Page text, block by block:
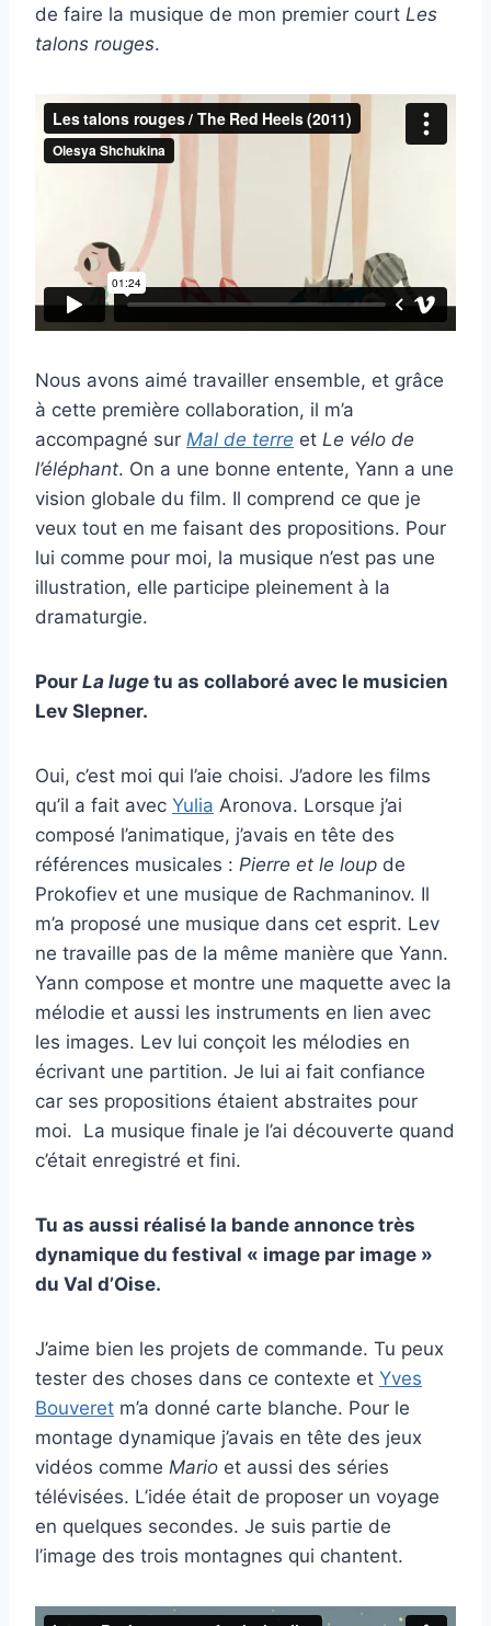
de faire la musique de mon premier court Les
talons rouges.
Nous avons aimé travailler ensemble, et grâce
à cette première collaboration, il m’a
accompagné sur Mal de terre et Le vélo de
l’éléphant. On a une bonne entente, Yann a une
vision globale du film. Il comprend ce que je
veux tout en me faisant des propositions. Pour
lui comme pour moi, la musique n’est pas une
illustration, elle participe pleinement à la
dramaturgie.
Pour La luge tu as collaboré avec le musicien
Lev Slepner.
Oui, c’est moi qui l’aie choisi. J’adore les films
qu’il a fait avec Yulia Aronova. Lorsque j’ai
composé l’animatique, j’avais en tête des
références musicales : Pierre et le loup de
Prokofiev et une musique de Rachmaninov. Il
m’a proposé une musique dans cet esprit. Lev
ne travaille pas de la même manière que Yann.
Yann compose et montre une maquette avec la
mélodie et aussi les instruments en lien avec
les images. Lev lui conçoit les mélodies en
écrivant une partition. Je lui ai fait confiance
car ses propositions étaient abstraites pour
moi. La musique finale je l’ai découverte quand
c’était enregistré et fini.
Tu as aussi réalisé la bande annonce très
dynamique du festival « image par image »
du Val d’Oise.
J’aime bien les projets de commande. Tu peux
tester des choses dans ce contexte et Yves
Bouveret m’a donné carte blanche. Pour le
montage dynamique j’avais en tête des jeux
vidéos comme Mario et aussi des séries
télévisées. L’idée était de proposer un voyage
en quelques secondes. Je suis partie de
l’image des trois montagnes qui chantent.